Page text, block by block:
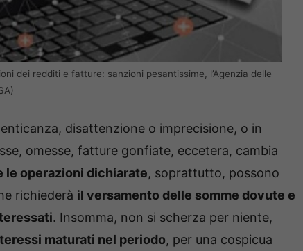
dei redditi e fatture: sanzioni pesantissime, l’Agenzia delle
disattenzione o imprecisione, o in
omesse, fatture gonfiate, eccetera, cambia
le operazioni dichiarate, soprattutto, possono
richiederà il versamento delle somme dovute e
. Insomma, non si scherza per niente,
maturati nel periodo, per una cospicua